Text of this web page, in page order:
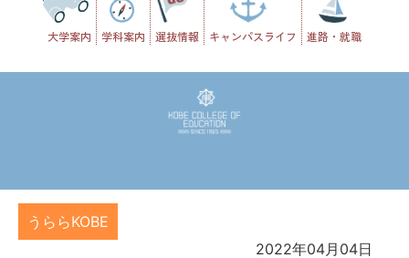
大学案内 学科案内 選抜情報 キャンパスライフ 進路・就職
うららKOBE
2022年04月04日